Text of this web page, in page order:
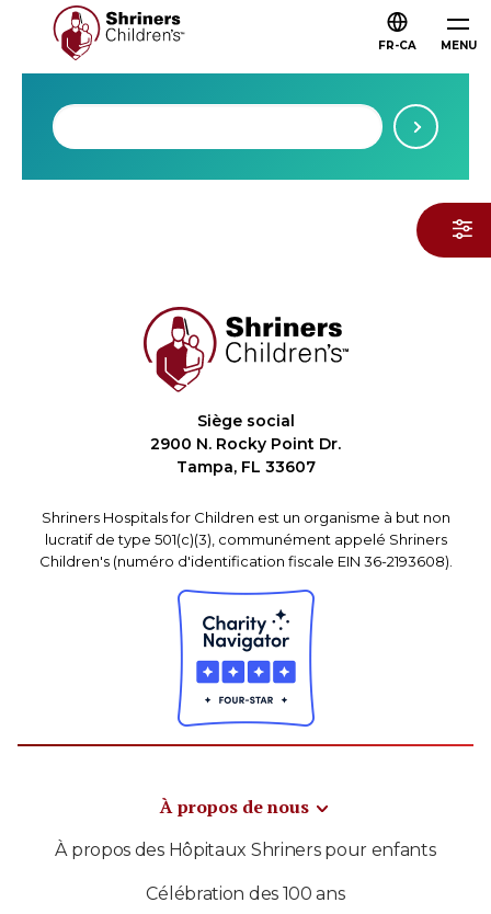
MENU
FR-CA
Siège social
2900 N. Rocky Point Dr.
Tampa, FL 33607
Shriners Hospitals for Children est un organisme à but non
lucratif de type 501(c)(3), communément appelé Shriners
Children's (numéro d'identification fiscale EIN 36-2193608).
À propos de nous
À propos des Hôpitaux Shriners pour enfants
Célébration des 100 ans